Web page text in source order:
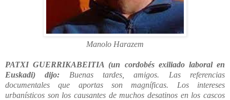
Manolo Harazem
PATXI GUERRIKABEITIA (un cordobés exiliado laboral en
Euskadi) dijo: Buenas tardes, amigos. Las referencias
documentales que aportas son magníficas. Los intereses
urbanísticos son los causantes de muchos desatinos en los cascos